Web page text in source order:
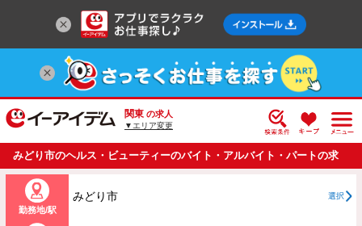
関東 の求人
▼エリア変更
みどり市のヘルス・ビューティーのバイト・アルバイト・パートの求
人情報一覧
勤務地/駅
みどり市 選択